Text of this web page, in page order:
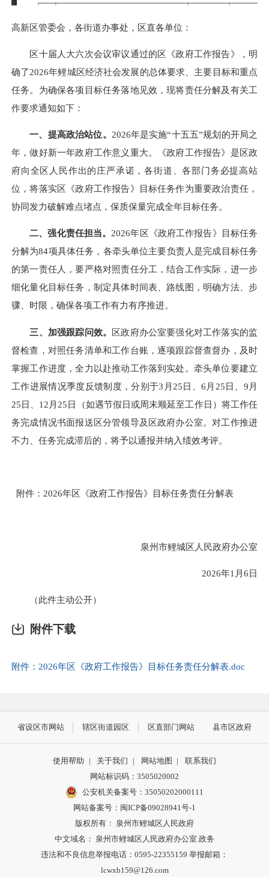
高新区管委会，各街道办事处，区直各单位：
区十届人大六次会议审议通过的区《政府工作报告》，明
确了2026年鲤城区经济社会发展的总体要求、主要目标和重点
任务。为确保各项目标任务落地见效，现将责任分解及有关工
作要求通知如下：
一、提高政治站位。 2026年是实施“十五五”规划的开局之
年，做好新一年政府工作意义重大。《政府工作报告》是区政
府向全区人民作出的庄严承诺，各街道、各部门务必提高站
位，将落实区《政府工作报告》目标任务作为重要政治责任，
协同发力破解难点堵点，保质保量完成全年目标任务。
二、强化责任担当。 2026年区《政府工作报告》目标任务
分解为84项具体任务，各牵头单位主要负责人是完成目标任务
的第一责任人，要严格对照责任分工，结合工作实际，进一步
细化量化目标任务，制定具体时间表、路线图，明确方法、步
骤、时限，确保各项工作有力有序推进。
三、加强跟踪问效。 区政府办公室要强化对工作落实的监
督检查，对照任务清单和工作台账，逐项跟踪督查督办，及时
掌握工作进度，全力以赴推动工作落到实处。牵头单位要建立
工作进展情况季度反馈制度，分别于3月25日、6月25日、9月
25日、12月25日（如遇节假日或周末顺延至工作日）将工作任
务完成情况书面报送区分管领导及区政府办公室。对工作推进
不力、任务完成滞后的，将予以通报并纳入绩效考评。
附件：2026年区《政府工作报告》目标任务责任分解表
泉州市鲤城区人民政府办公室
2026年1月6日
（此件主动公开）
附件下载
附件：2026年区《政府工作报告》目标任务责任分解表.doc
省设区市网站 辖区街道园区 区直部门网站 县市区政府
使用帮助 | 关于我们 | 网站地图 |
联系我们
网站标识码：3505020002
公安机关备案号：35050202000111
网站备案号：闽ICP备09028941号-1
版权所有： 泉州市鲤城区人民政府
中文域名： 泉州市鲤城区人民政府办公室.政务
违法和不良信息举报电话：0595-22355159 举报邮箱：
lcwxb159@126.com